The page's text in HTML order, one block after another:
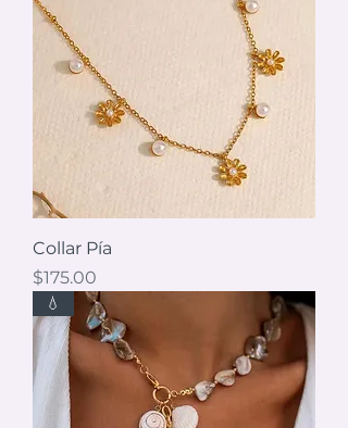
Collar Pía
Precio
$175.00
💧